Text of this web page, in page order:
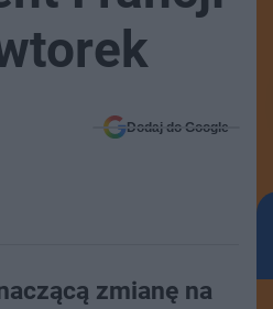
Dodaj do Google
zmianę na